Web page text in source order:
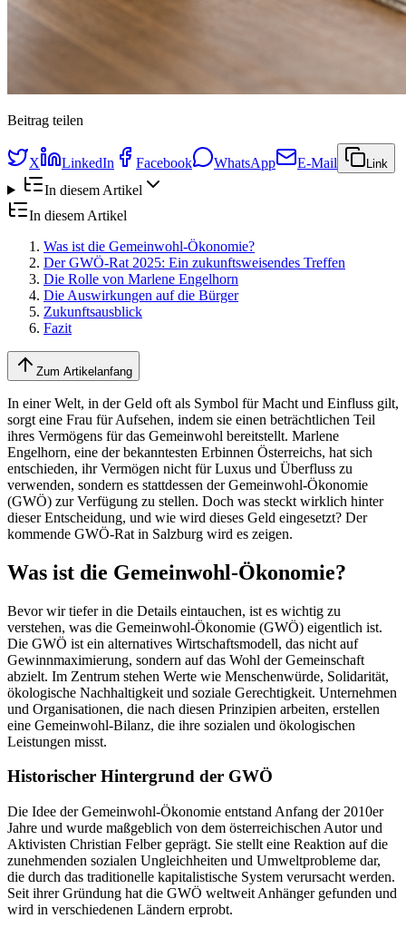
Beitrag teilen
X LinkedIn Facebook WhatsApp E-Mail Link
In diesem Artikel
In diesem Artikel
Was ist die Gemeinwohl-Ökonomie?
Der GWÖ-Rat 2025: Ein zukunftsweisendes Treffen
Die Rolle von Marlene Engelhorn
Die Auswirkungen auf die Bürger
Zukunftsausblick
Fazit
Zum Artikelanfang
In einer Welt, in der Geld oft als Symbol für Macht und Einfluss gilt,
sorgt eine Frau für Aufsehen, indem sie einen beträchtlichen Teil
ihres Vermögens für das Gemeinwohl bereitstellt. Marlene
Engelhorn, eine der bekanntesten Erbinnen Österreichs, hat sich
entschieden, ihr Vermögen nicht für Luxus und Überfluss zu
verwenden, sondern es stattdessen der Gemeinwohl-Ökonomie
(GWÖ) zur Verfügung zu stellen. Doch was steckt wirklich hinter
dieser Entscheidung, und wie wird dieses Geld eingesetzt? Der
kommende GWÖ-Rat in Salzburg wird es zeigen.
Was ist die Gemeinwohl-Ökonomie?
Bevor wir tiefer in die Details eintauchen, ist es wichtig zu
verstehen, was die Gemeinwohl-Ökonomie (GWÖ) eigentlich ist.
Die GWÖ ist ein alternatives Wirtschaftsmodell, das nicht auf
Gewinnmaximierung, sondern auf das Wohl der Gemeinschaft
abzielt. Im Zentrum stehen Werte wie Menschenwürde, Solidarität,
ökologische Nachhaltigkeit und soziale Gerechtigkeit. Unternehmen
und Organisationen, die nach diesen Prinzipien arbeiten, erstellen
eine Gemeinwohl-Bilanz, die ihre sozialen und ökologischen
Leistungen misst.
Historischer Hintergrund der GWÖ
Die Idee der Gemeinwohl-Ökonomie entstand Anfang der 2010er
Jahre und wurde maßgeblich von dem österreichischen Autor und
Aktivisten Christian Felber geprägt. Sie stellt eine Reaktion auf die
zunehmenden sozialen Ungleichheiten und Umweltprobleme dar,
die durch das traditionelle kapitalistische System verursacht werden.
Seit ihrer Gründung hat die GWÖ weltweit Anhänger gefunden und
wird in verschiedenen Ländern erprobt.